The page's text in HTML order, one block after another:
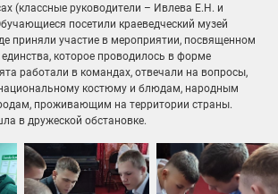
(классные руководители – Ивлева Е.Н. и
посетили краеведческий музей
приняли участие в мероприятии, посвященном
которое проводилось в форме
работали в командах, отвечали на вопросы,
костюму и блюдам, народным
проживающим на территории страны.
в дружеской обстановке.